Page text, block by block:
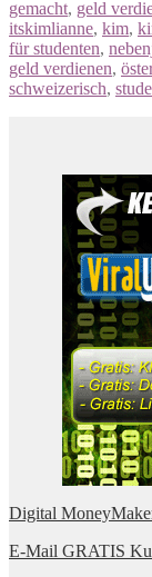
gemacht, geld
itskimlianne, kim,
für studenten,
geld verdienen,
schweizerisch,
Digital
E-Mail GRATIS